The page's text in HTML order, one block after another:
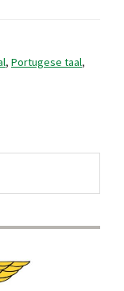
, Portugese taal,